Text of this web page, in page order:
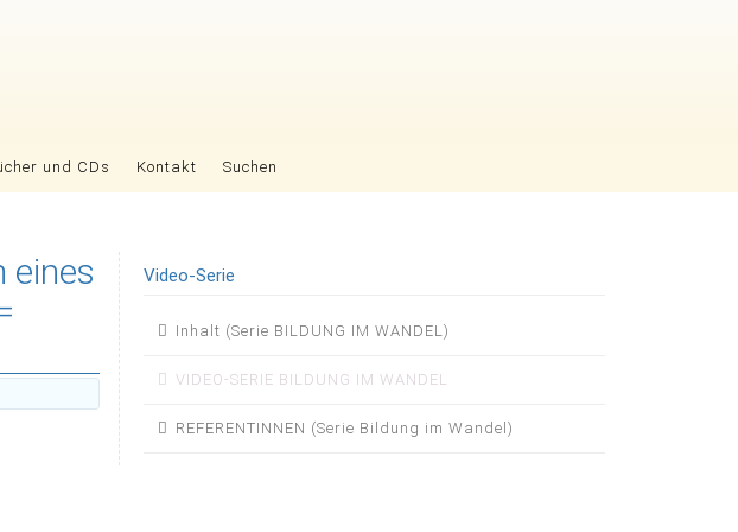
und CDs Kontakt Suchen
eines
Video-Serie
Navigation
Inhalt (Serie BILDUNG IM WANDEL)
VIDEO-SERIE BILDUNG IM WANDEL
REFERENTINNEN (Serie Bildung im Wandel)